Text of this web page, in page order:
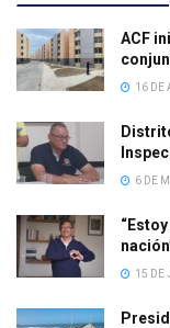
ACF
16 DE
6 DE
15 DE